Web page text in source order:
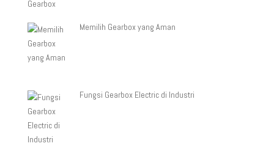
Memilih Gearbox yang Aman
Fungsi Gearbox Electric di Industri